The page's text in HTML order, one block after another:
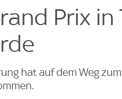
Prix
hat auf dem Weg